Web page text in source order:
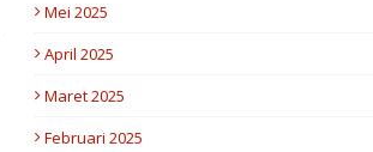
Mei 2025
April 2025
Maret 2025
Februari 2025